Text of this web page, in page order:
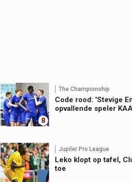
8
The Championship
Code rood: 'Stevige
opvallende speler
Jupiler Pro League
Leko klopt op tafel,
toe